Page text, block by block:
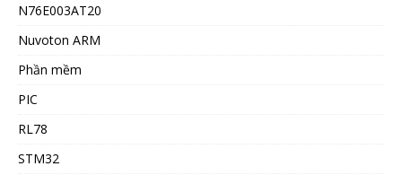
N76E003AT20
Nuvoton ARM
Phần mềm
PIC
RL78
STM32